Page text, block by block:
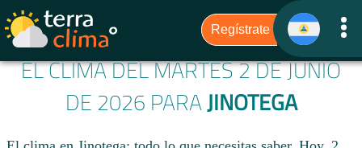
EL CLIMA DEL MARTES 2 DE JUNIO
DE 2026 PARAJINOTEGA